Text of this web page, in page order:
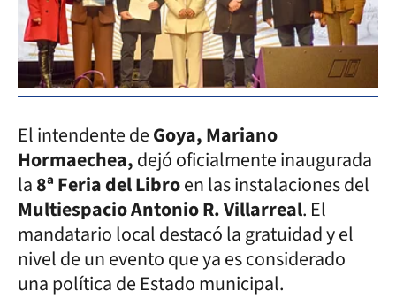
El intendente deGoya,Mariano
Hormaechea,dejó oficialmente inaugurada
la8ª Feria del Libroen las instalaciones del
Multiespacio Antonio R. Villarreal. El
mandatario local destacó la gratuidad y el
nivel de un evento que ya es considerado
una política de Estado municipal.